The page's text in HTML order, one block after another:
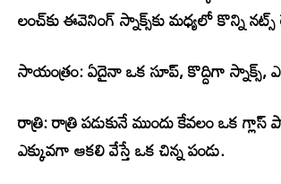
లంచ్‌కు ఈవెనింగ్ స్నాక్స్‌కు మధ్యలో కొన్ని
సాయంత్రం: ఏదైనా ఒక సూప్, కొద్దిగా స్నాక్స్,
రాత్రి: రాత్రి పడుకునే ముందు కేవలం ఒక
ఎక్కువగా ఆకలి వేస్తే ఒక చిన్న పండు.